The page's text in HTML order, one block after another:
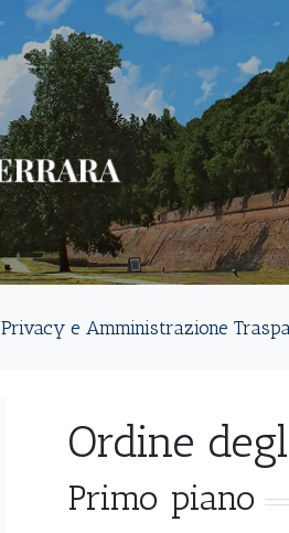
Privacy e Amministrazione
Ordine
Primo piano